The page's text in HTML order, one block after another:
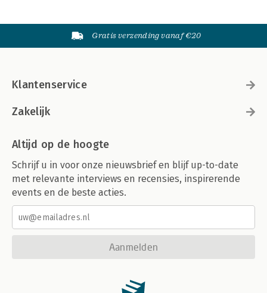
Gratis verzending vanaf €20
Klantenservice
Zakelijk
Altijd op de hoogte
Schrijf u in voor onze nieuwsbrief en blijf up-to-date
met relevante interviews en recensies, inspirerende
events en de beste acties.
Aanmelden